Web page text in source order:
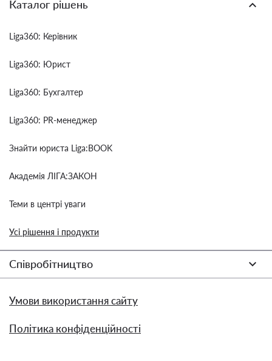
Каталог рішень
Liga360: Керівник
Liga360: Юрист
Liga360: Бухгалтер
Liga360: PR-менеджер
Знайти юриста Liga:BOOK
Академія ЛІГА:ЗАКОН
Теми в центрі уваги
Усі рішення і продукти
Співробітництво
Умови використання сайту
Політика конфіденційності